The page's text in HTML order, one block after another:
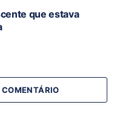
que estava